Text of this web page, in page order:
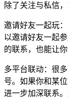
除了关注与私信
邀请好友一起玩
以邀请好友一起
的联系，也能让
多平台联动：很
号。如果你和某
进一步加深联系